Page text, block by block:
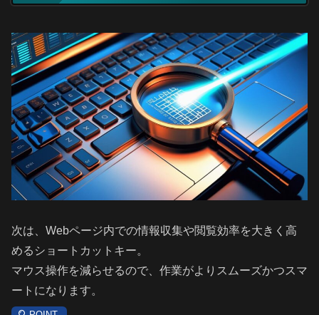
次は、Webページ内での情報収集や閲覧効率を大きく高
めるショートカットキー。
マウス操作を減らせるので、作業がよりスムーズかつスマ
ートになります。